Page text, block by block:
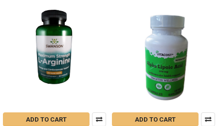
ADD TO CART ADD TO CART